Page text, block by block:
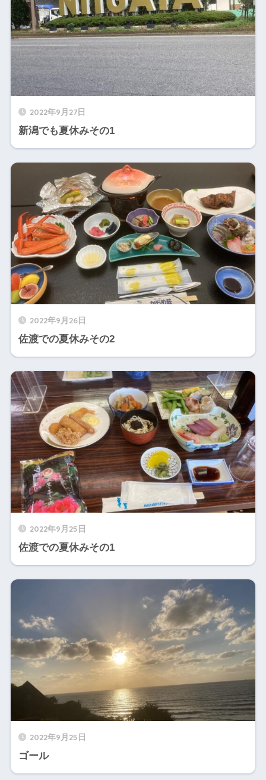
2022年9月27日
新潟でも夏休みその1
2022年9月26日
佐渡での夏休みその2
2022年9月25日
佐渡での夏休みその1
2022年9月25日
ゴール